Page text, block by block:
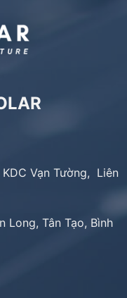
KDC Vạn Tường, Liên
Long, Tân Tạo, Bình